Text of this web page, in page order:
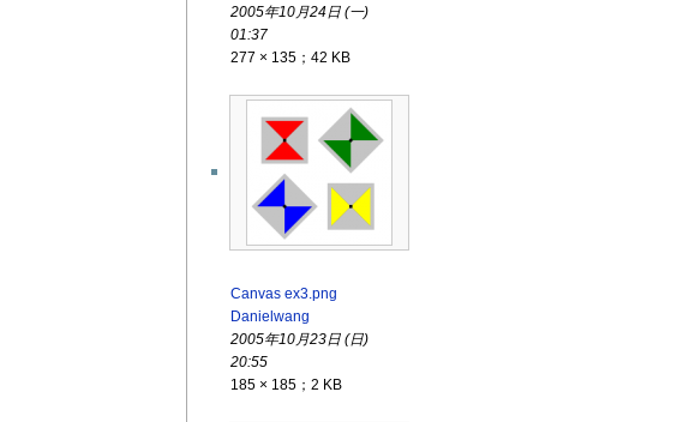
2005年10月24日 (一)
01:37
277 × 135；42 KB
Canvas ex3.png
Danielwang
2005年10月23日 (日)
20:55
185 × 185；2 KB